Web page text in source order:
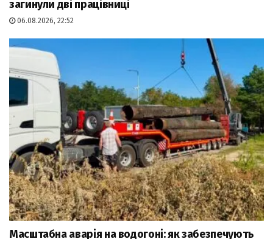
загинули дві працівниці
06.08.2026, 22:52
Масштабна аварія на водогоні: як забезпечують